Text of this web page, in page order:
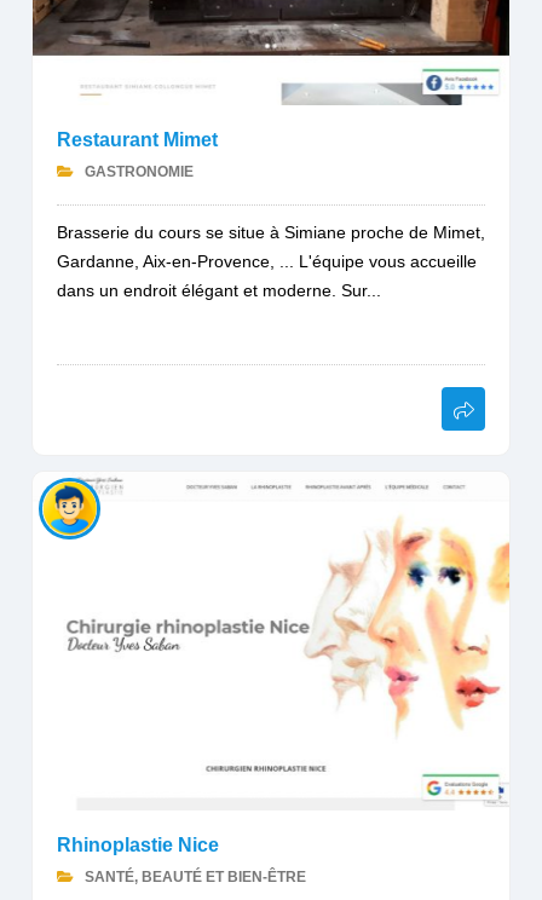
Restaurant Mimet
GASTRONOMIE
Brasserie du cours se situe à Simiane proche de Mimet,
Gardanne, Aix-en-Provence, ... L'équipe vous accueille
dans un endroit élégant et moderne. Sur...
Rhinoplastie Nice
SANTÉ, BEAUTÉ ET BIEN-ÊTRE